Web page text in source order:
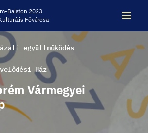
Balaton 2023
Fővárosa
Keresés
2023 EKF
Vármegyei
együttműködés
Ház